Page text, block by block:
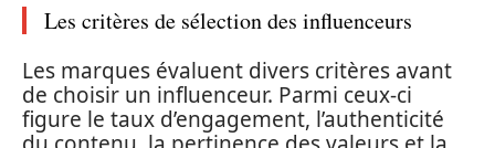
Les critères de sélection des influenceurs
Les marques évaluent divers critères avant
de choisir un influenceur. Parmi ceux-ci
figure le taux d’engagement, l’authenticité